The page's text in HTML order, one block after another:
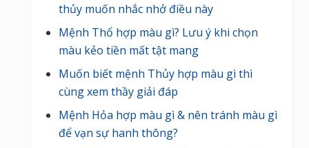
thủy muốn nhắc nhở điều này
Mệnh Thổ hợp màu gì? Lưu ý khi chọn
màu kẻo tiền mất tật mang
Muốn biết mệnh Thủy hợp màu gì thì
cùng xem thầy giải đáp
Mệnh Hỏa hợp màu gì & nên tránh màu gì
để vạn sự hanh thông?